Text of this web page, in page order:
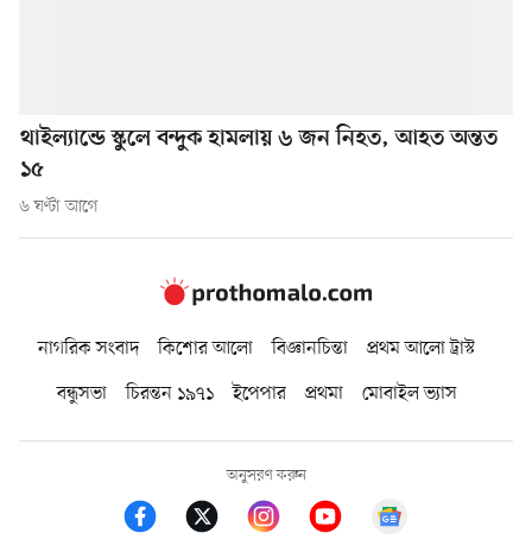
থাইল্যান্ডে স্কুলে বন্দুক হামলায় ৬ জন নিহত, আহত অন্তত
১৫
৬ ঘণ্টা আগে
নাগরিক সংবাদ কিশোর আলো বিজ্ঞানচিন্তা
প্রথম আলো ট্রাস্ট
বন্ধুসভা
চিরন্তন ১৯৭১ ইপেপার প্রথমা মোবাইল ভ্যাস
অনুসরণ করুন